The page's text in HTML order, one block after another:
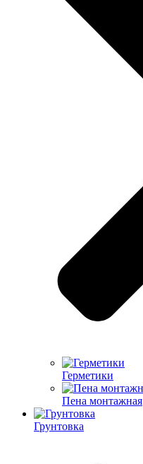
Герметики
Пена монтажная
Грунтовка